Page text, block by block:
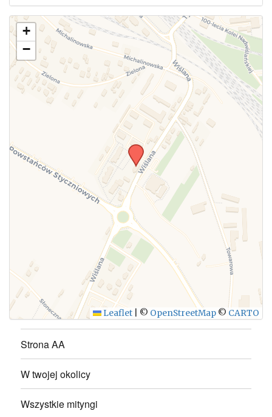
Użyj tego formularza aby przesłać informację o
zmianach w powyższym mityngu.
WYŚLIJ
+
−
Leaflet © OpenStreetMap © CARTO
Strona AA
W twojej okolicy
Wszystkie mityngi